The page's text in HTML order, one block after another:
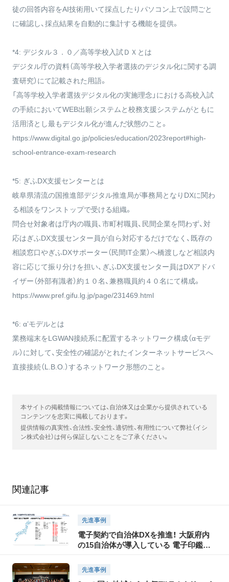
徒の回答内容をAI技術用いて採点したりパソコン上で設問ごと
に確認し、採点結果を自動的に集計する機能を提供。
*4: デジタル３．０／高等学校入試ＤＸとは
デジタル庁の資料（高等学校入学者選抜のデジタル化に関する調
査研究）にて記載された用語。
「高等学校入学者選抜デジタル化の実施理念」における高校入試
の手続においてWEB出願システムと校務支援システムがともに
活用済とし最もデジタル化が進んだ状態のこと。
https://www.digital.go.jp/policies/education/2023report#high-
school-entrance-exam-research
*5: ぎふDX支援センターとは
岐阜県清流の国推進部デジタル推進局が事務局となりDXに関わ
る相談をワンストップで受ける組織。
問合せ対象者は庁内の職員、市町村職員、民間企業を問わず、対
応はぎふDX支援センター員が自ら対応するだけでなく、既存の
相談窓口やぎふDXサポーター（民間IT企業）へ橋渡しなど相談内
容に応じて振り分けを担い、ぎふDX支援センター員はDXアドバ
イザー（外部有識者）約１０名、兼務職員約４０名にて構成。
https://www.pref.gifu.lg.jp/page/231469.html
*6: α’モデルとは
業務端末をLGWAN接続系に配置するネットワーク構成（αモデ
ル）に対して、安全性の確認がとれたインターネットサービスへ
直接接続（L.B.O.）するネットワーク形態のこと。
本サイトの掲載情報については、自治体又は企業から提供されている
コンテンツを忠実に掲載しております。
提供情報の真実性、合法性、安全性、適切性、有用性について弊社（イシ
ン株式会社）は何ら保証しないことをご了承ください。
関連記事
先進事例
電子契約で自治体DXを推進！ 大阪府内
の15自治体が導入している 電子印鑑
先進事例